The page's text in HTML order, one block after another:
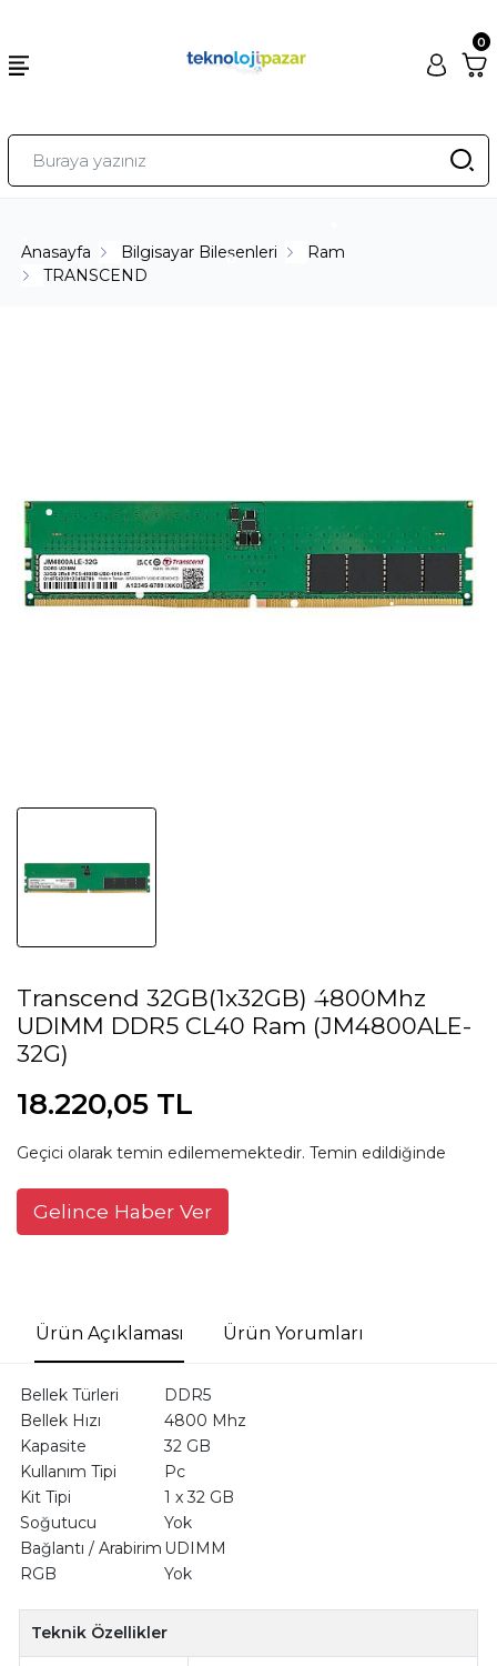
0
Anasayfa Bilgisayar Bileşenleri
Ram
TRANSCEND
Transcend 32GB(1x32GB) 4800Mhz
UDIMM DDR5 CL40 Ram (JM4800ALE-
32G)
18.220,05 TL
Geçici olarak temin edilememektedir. Temin edildiğinde
Gelince Haber Ver
Ürün Açıklaması Ürün Yorumları
Bellek Türleri
DDR5
Bellek Hızı
4800 Mhz
Kapasite
32 GB
Kullanım Tipi
Pc
Kit Tipi
1 x 32 GB
Soğutucu
Yok
Bağlantı / Arabirim UDIMM
RGB
Yok
Teknik Özellikler